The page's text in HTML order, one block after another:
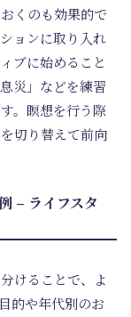
くのも効果的で
ョンに取り入れ
ブに始めること
災」などを練習
。瞑想を行う際
切り替えて前向
– ライフスタ
けることで、よ
的や年代別のお